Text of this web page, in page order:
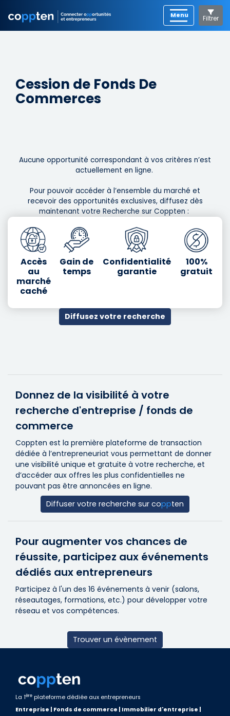
Filtrer
Cession de Fonds De
Commerces
Aucune opportunité correspondant à vos critères n’est
actuellement en ligne. ​
Pour pouvoir accéder à l’ensemble du marché et
recevoir des opportunités exclusives, diffusez dès
maintenant votre Recherche sur Coppten : ​
Accès
au
marché
caché
Gain de
temps
Confidentialité
garantie
100%
gratuit
Diffusez votre recherche
Donnez de la visibilité à votre
recherche d'entreprise / fonds de
commerce
Coppten est la première plateforme de transaction
dédiée à l’entrepreneuriat vous permettant de donner
une visibilité unique et gratuite à votre recherche, et
d’accéder aux offres les plus confidentielles ne
pouvant pas être annoncées en ligne.
Diffuser votre recherche sur coppten
Pour augmenter vos chances de
réussite, participez aux événements
dédiés aux entrepreneurs
Participez à l'un des 16 événements à venir (salons,
réseautages, formations, etc.) pour développer votre
réseau et vos compétences.
Trouver un évènement
La 1ère plateforme dédiée aux entrepreneurs
Entreprise | Fonds de commerce | Immobilier d'entreprise |